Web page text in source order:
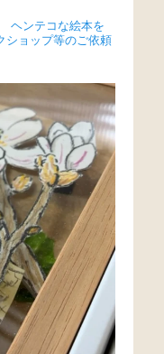
ヘンテコな絵本を
ショップ等のご依頼